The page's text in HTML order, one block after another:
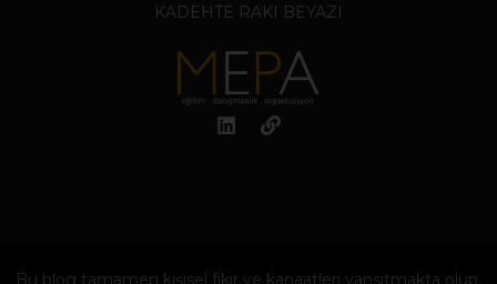
KADEHTE RAKI BEYAZI
Bu blog tamamen kişisel fikir ve kanaatleri yansıtmakta olup,